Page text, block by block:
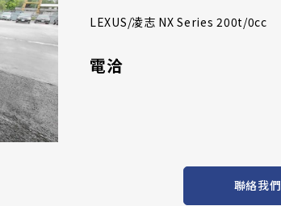
LEXUS/凌志 NX Series 200t/0cc
電洽
聯絡我們